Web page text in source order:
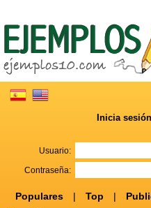
Inicia sesión
Usuario:
Contraseña:
Populares
| Top |